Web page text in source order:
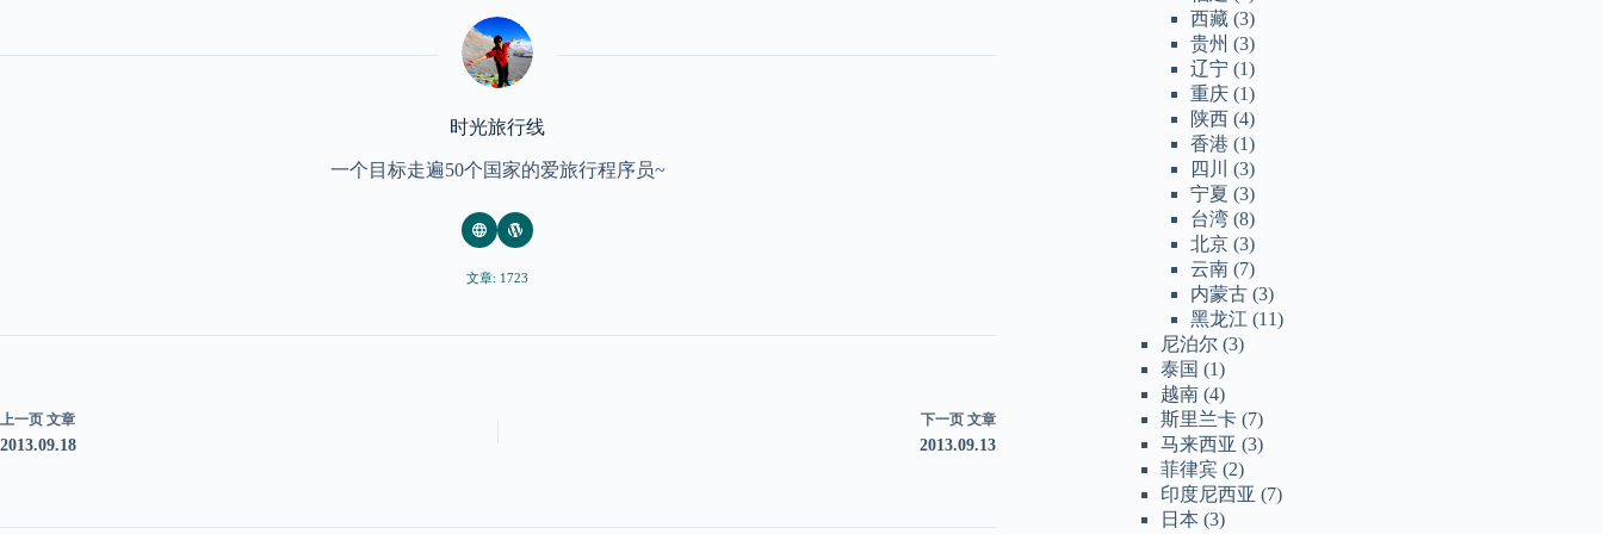
时光旅行线
一个目标走遍50个国家的爱旅行程序员~
文章: 1723
上一页 文章
2013.09.18
下一页 文章
2013.09.13
西藏 (3)
贵州 (3)
辽宁 (1)
重庆 (1)
陕西 (4)
香港 (1)
四川
(3)
宁夏 (3)
台湾 (8)
北京 (3)
云南 (7)
内蒙古 (3)
黑龙江 (11)
尼泊尔 (3)
泰国 (1)
越南 (4)
斯里兰卡 (7)
马来西亚 (3)
菲律宾 (2)
印度尼西亚 (7)
日本 (3)